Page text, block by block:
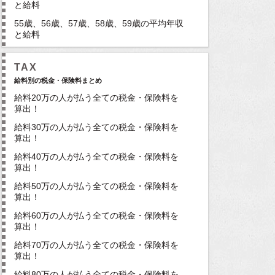
と給料
55歳、56歳、57歳、58歳、59歳の平均年収
と給料
TAX
給料別の税金・保険料まとめ
給料20万の人が払う全ての税金・保険料を
算出！
給料30万の人が払う全ての税金・保険料を
算出！
給料40万の人が払う全ての税金・保険料を
算出！
給料50万の人が払う全ての税金・保険料を
算出！
給料60万の人が払う全ての税金・保険料を
算出！
給料70万の人が払う全ての税金・保険料を
算出！